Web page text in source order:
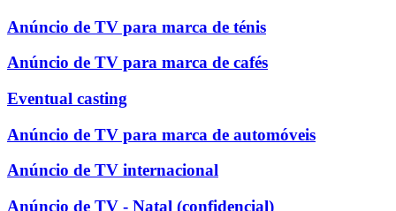
Anúncio de TV para marca de ténis
Anúncio de TV para marca de cafés
Eventual casting
Anúncio de TV para marca de automóveis
Anúncio de TV internacional
Anúncio de TV - Natal (confidencial)